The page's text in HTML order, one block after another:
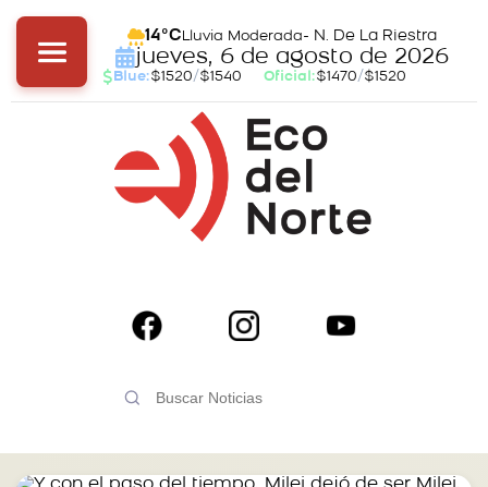
14°C Lluvia Moderada- N. De La Riestra
jueves, 6 de agosto de 2026
Blue:$1520/$1540 Oficial:$1470/$1520